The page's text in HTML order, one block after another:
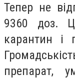
Тепер не
9360 доз.
карантин і
препарат,